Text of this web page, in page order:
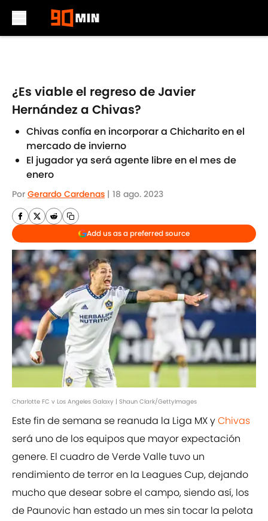
¿Es viable el regreso de Javier
Hernández a Chivas?
Chivas confía en incorporar a Chicharito en el
mercado de invierno
El jugador ya será agente libre en el mes de
enero
Por Gerardo Cardenas | 18 ago. 2023
Add us as a preferred source
Charlotte FC v Los Angeles Galaxy | Shaun Clark/GettyImages
Este fin de semana se reanuda la Liga MX yChivas
será uno de los equipos que mayor expectación
genere. El cuadro de Verde Valle tuvo un
rendimiento de terror en la Leagues Cup, dejando
mucho que desear sobre el campo, siendo así, los
de Paunovic han estado un mes sin tocar la pelota